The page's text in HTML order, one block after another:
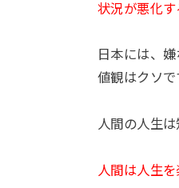
状況が悪化
日本には、
値観はクソで
人間の人生
人間は人生